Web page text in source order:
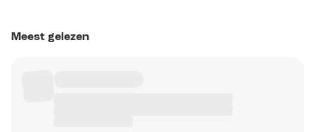
Meest gelezen